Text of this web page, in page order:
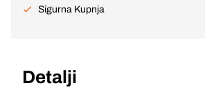
Sigurna Kupnja
Detalji